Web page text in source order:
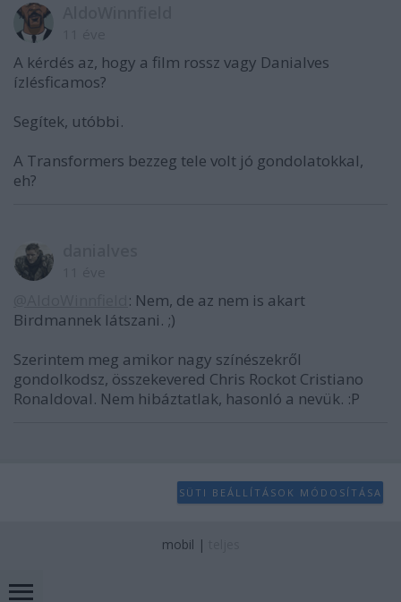
A kérdés az, hogy a film rossz vagy Danialves
ízlésficamos?
Segítek, utóbbi.
A Transformers bezzeg tele volt jó gondolatokkal,
eh?
: Nem, de az nem is akart
Birdmannek látszani. ;)
Szerintem meg amikor nagy színészekről
gondolkodsz, összekevered Chris Rockot Cristiano
Ronaldoval. Nem hibáztatlak, hasonló a nevük. :P
SÜTI BEÁLLÍTÁSOK MÓDOSÍTÁSA
mobil |